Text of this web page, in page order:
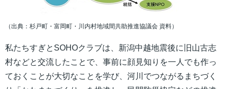
（出典：杉戸町・富岡町・川内村地域間共助推進協議会 資料）
私たちすぎとSOHOクラブは、新潟中越地震後に旧山古志
村などと交流したことで、事前に顔見知りを一人でも作っ
ておくことが大切なことを学び、河川でつながるまちづく